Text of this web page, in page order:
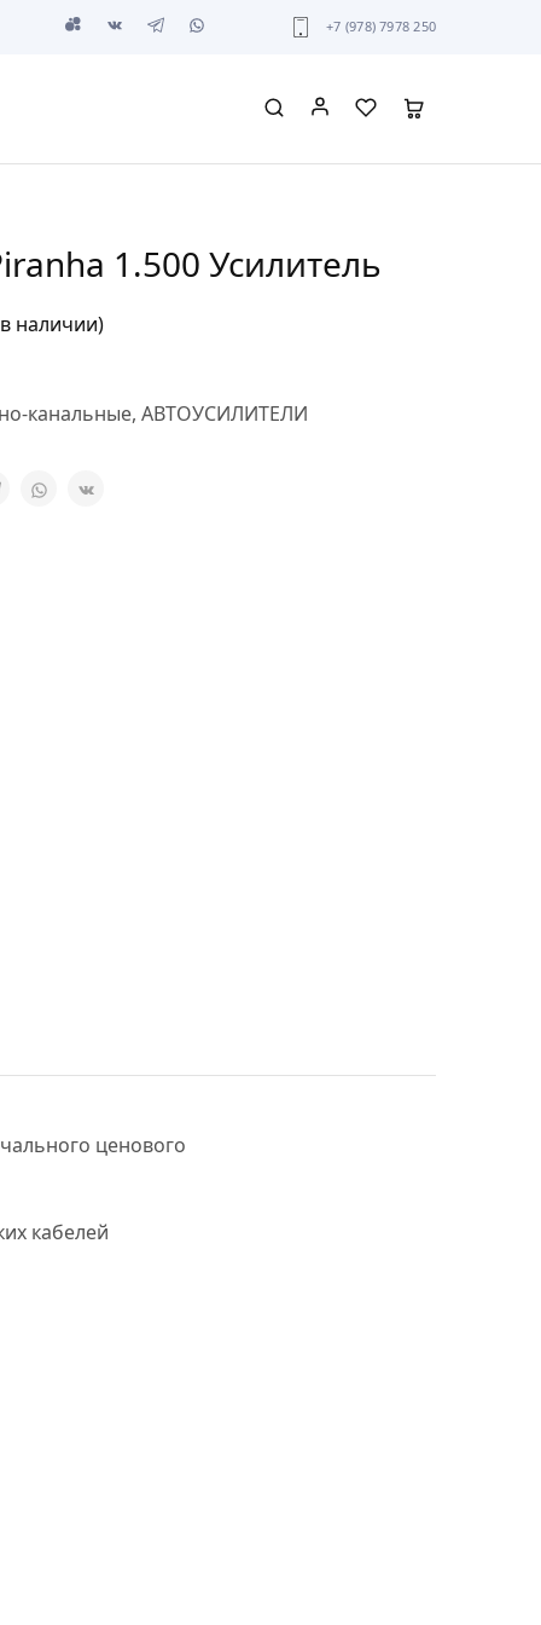
+7 (978) 7978 250
1.500 Усилитель
наличии)
канальные, АВТОУСИЛИТЕЛИ
ценового
кабелей